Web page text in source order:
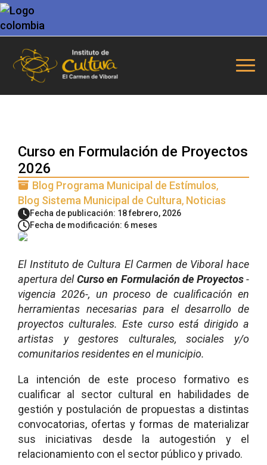
Curso en Formulación de Proyectos
2026
Blog Programa Municipal de Estímulos
Blog Sistema Municipal de Cultura Noticias
Fecha de publicación: 18 febrero, 2026
Fecha de modificación: 6 meses
El Instituto de Cultura El Carmen de Viboral hace
apertura delCurso en Formulación de Proyectos-
vigencia 2026-, un proceso de cualificación en
herramientas necesarias para el desarrollo de
proyectos culturales. Este curso está dirigido a
artistas y gestores culturales, sociales y/o
comunitarios residentes en el municipio.
La intención de este proceso formativo es
cualificar al sector cultural en habilidades de
gestión y postulación de propuestas a distintas
convocatorias, ofertas y formas de materializar
sus iniciativas desde la autogestión y el
relacionamiento con el sector público y privado.